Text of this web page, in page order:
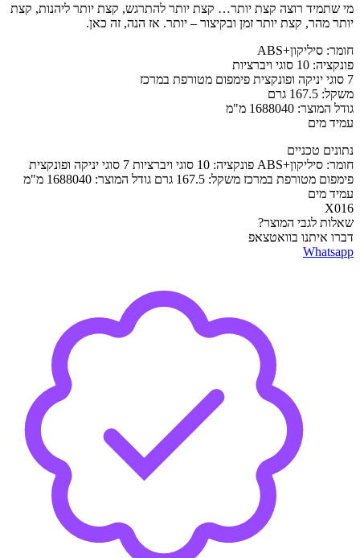
מי שתמיד רוצה קצת יותר… קצת יותר להתרגש, קצת יותר ליהנות, קצת
יותר מהר, קצת יותר זמן ובקיצור – יותר. אז הנה, זה כאן.
חומר: סיליקון+ABS
פונקציה: 10 סוגי ויברציות
7 סוגי יניקה ופונקצית פימפום מטורפת במרכז
משקל: 167.5 גרם
גודל המוצר: 1688040 מ"מ
עמיד מים
נתונים טכניים
חומר: סיליקון+ABS פונקציה: 10 סוגי ויברציות 7 סוגי יניקה ופונקצית
פימפום מטורפת במרכז משקל: 167.5 גרם גודל המוצר: 1688040 מ"מ
עמיד מים
X016
שאלות לגבי המוצר?
דברו איתנו בוואטצאפ
Whatsapp